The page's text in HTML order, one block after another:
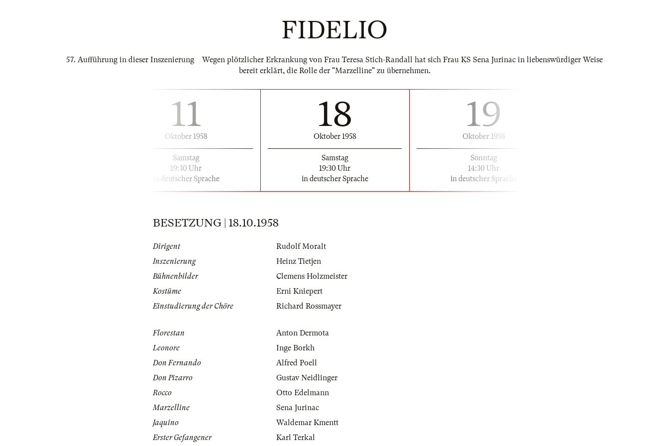
FIDELIO
57. Aufführung in dieser Inszenierung Wegen plötzlicher Erkrankung von Frau Teresa Stich-Randall hat sich Frau KS Sena Jurinac in liebenswürdiger Weise
bereit erklärt, die Rolle der "Marzelline" zu übernehmen.
11
Oktober 1958
Samstag
19:30 Uhr
in deutscher Sprache
18
Oktober 1958
Samstag
19:30 Uhr
in deutscher Sprache
19
Oktober 1958
Sonntag
14:30 Uhr
in deutscher Sprache
BESETZUNG | 18.10.1958
Dirigent
Rudolf Moralt
Inszenierung
Heinz Tietjen
Bühnenbilder
Clemens Holzmeister
Kostüme
Erni Kniepert
Einstudierung der Chöre
Richard Rossmayer
Florestan
Anton Dermota
Leonore
Inge Borkh
Don Fernando
Alfred Poell
Don Pizarro
Gustav Neidlinger
Rocco
Otto Edelmann
Marzelline
Sena Jurinac
Jaquino
Waldemar Kmentt
Erster Gefangener
Karl Terkal